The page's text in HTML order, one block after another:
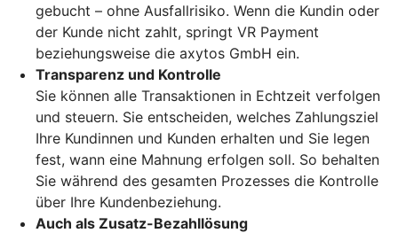
gebucht – ohne Ausfallrisiko. Wenn die Kundin oder
der Kunde nicht zahlt, springt VR Payment
beziehungsweise die axytos GmbH ein.
Transparenz und Kontrolle
Sie können alle Transaktionen in Echtzeit verfolgen
und steuern. Sie entscheiden, welches Zahlungsziel
Ihre Kundinnen und Kunden erhalten und Sie legen
fest, wann eine Mahnung erfolgen soll. So behalten
Sie während des gesamten Prozesses die Kontrolle
über Ihre Kundenbeziehung.
Auch als Zusatz-Bezahllösung